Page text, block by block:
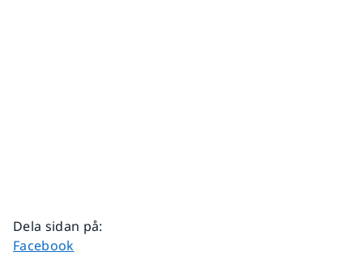
Dela sidan på:
Dela sidan på
Facebook